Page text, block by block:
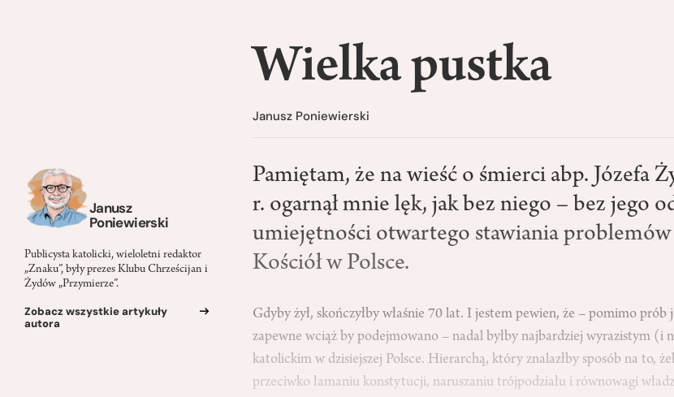
Janusz
Poniewierski
Publicysta katolicki, wieloletni redaktor
„Znaku”, były prezes Klubu Chrześcijan i
Żydów „Przymierze”.
Zobacz wszystkie artykuły
autora
Wielka pustka
Janusz Poniewierski
Pamiętam, że na wieść o śmierci abp. Józefa
r. ogarnął mnie lęk, jak bez niego – bez jego
umiejętności otwartego stawiania problemów
Kościół w Polsce.
Gdyby żył, skończyłby właśnie 70 lat. I jestem pewien, że – pomimo
zapewne wciąż by podejmowano – nadal byłby najbardziej wyrazistym (i
katolickim w dzisiejszej Polsce. Hierarchą, który znalazłby sposób na to,
przeciwko łamaniu konstytucji, naruszaniu trójpodziału i równowagi